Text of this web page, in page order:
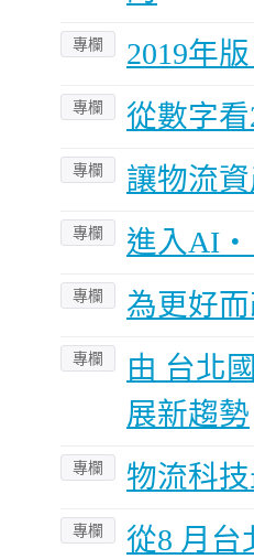
專欄 2019年
專欄 從數字
專欄 讓物流
專欄 進入AI‧
專欄 為更好
專欄
由 台北
展新趨勢
專欄 物流科
專欄
從8 月台